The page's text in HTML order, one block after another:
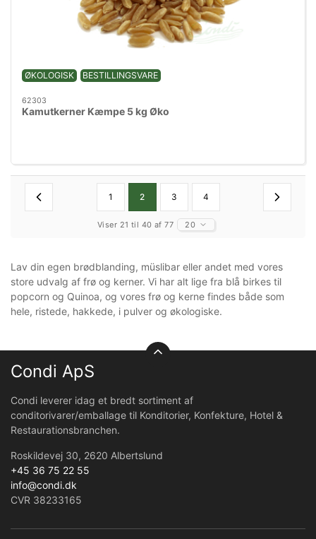
ØKOLOGISK BESTILLINGSVARE
62303
Kamutkerner Kæmpe 5 kg Øko
1 2 3 4
Viser 21 til 40 af 77 20
Lav din egen brødblanding, müslibar eller andet med vores
store udvalg af frø og kerner. Vi har alt lige fra blå birkes til
popcorn og Quinoa, og vores frø og kerne findes både som
hele, ristede, hakkede, i pulver og økologiske.
Condi ApS
Condi leverer idag et bredt sortiment af
conditorivarer/emballage til Konditorier, Konfekture, Hotel &
Restaurationsbranchen.
Roskildevej 30, 2620 Albertslund
+45 36 75 22 55
info@condi.dk
CVR 38233165